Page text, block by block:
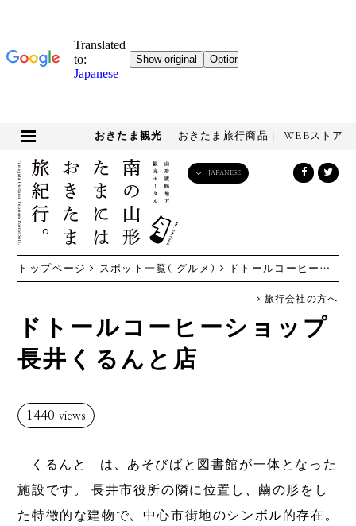
おきたま観光 おきたま旅行商品 WEBストア
JAPANESE
繁體中文
トップページ スポット一覧( グルメ) ドトールコーヒーショップ 長井くるんと店
旅行会社の方へ
ドトールコーヒーショップ
長井くるんと店
1440 views
「くるんと」は、あそびばと図書館が一体となった
施設です。 長井市役所の隣に位置し、繭の形をし
た特徴的な建物で、中心市街地のシンボル的存在。